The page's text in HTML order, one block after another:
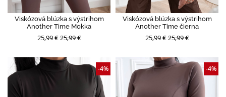
Viskózová blúzka s výstrihom
Another Time Mokka
25,99 €25,99 €
Viskózová blúzka s výstrihom
Another Time čierna
25,99 €25,99 €
-4% -4%